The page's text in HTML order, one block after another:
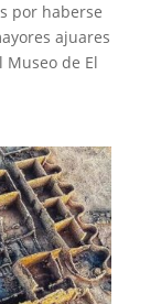
por haberse
ajuares
de El